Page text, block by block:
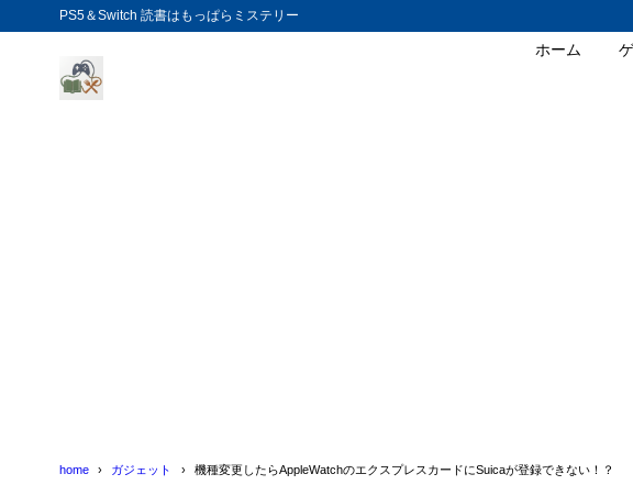
PS5＆Switch 読書はもっぱらミステリー
ホーム
home ガジェット 機種変更したらAppleWatchのエクスプレスカードにSuicaが登録できない！？